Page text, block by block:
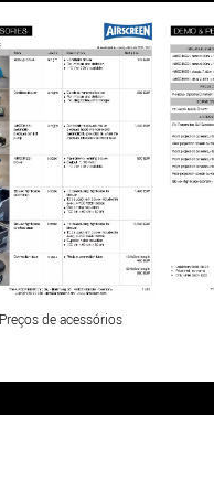
Preços de acessórios